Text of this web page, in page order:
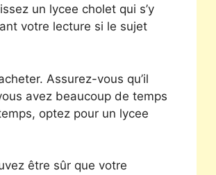
un lycee cholet qui s’y
votre lecture si le sujet
Assurez-vous qu’il
avez beaucoup de temps
optez pour un lycee
être sûr que votre